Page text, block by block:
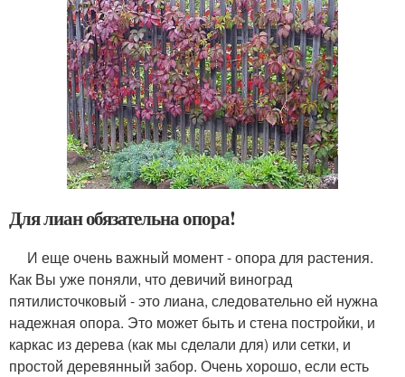
Для лиан обязательна опора!
И еще очень важный момент - опора для растения.
Как Вы уже поняли, что девичий виноград
пятилисточковый - это лиана, следовательно ей нужна
надежная опора. Это может быть и стена постройки, и
каркас из дерева (как мы сделали для) или сетки, и
простой деревянный забор. Очень хорошо, если есть